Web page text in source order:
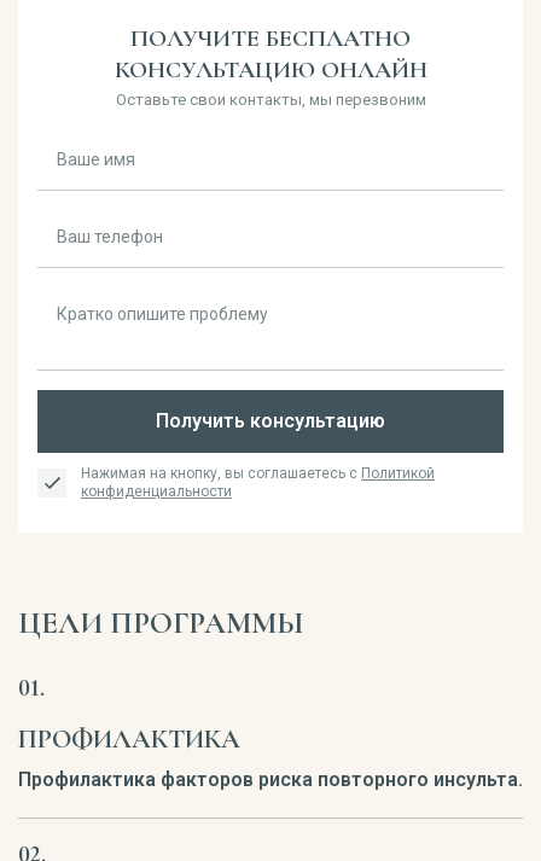
ПОЛУЧИТЕ БЕСПЛАТНО
КОНСУЛЬТАЦИЮ ОНЛАЙН
Оставьте свои контакты, мы перезвоним
Получить консультацию
Нажимая на кнопку, вы соглашаетесь с Политикой
конфиденциальности
ЦЕЛИ ПРОГРАММЫ
ПРОФИЛАКТИКА
Профилактика факторов риска повторного инсульта.